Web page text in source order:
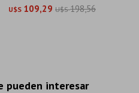
U$S 109,29 U$S 198,56
pueden interesar